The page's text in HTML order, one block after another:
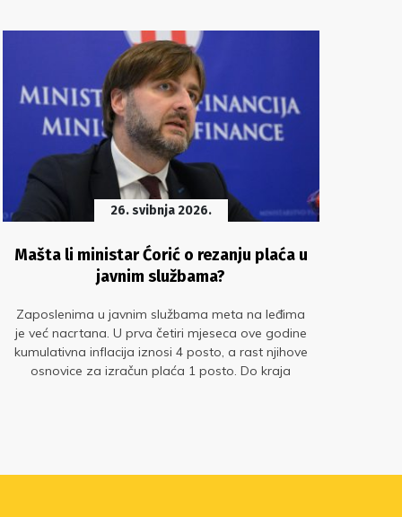
26. svibnja 2026.
Mašta li ministar Ćorić o rezanju plaća u
javnim službama?
Zaposlenima u javnim službama meta na leđima
je već nacrtana. U prva četiri mjeseca ove godine
kumulativna inflacija iznosi 4 posto, a rast njihove
osnovice za izračun plaća 1 posto. Do kraja